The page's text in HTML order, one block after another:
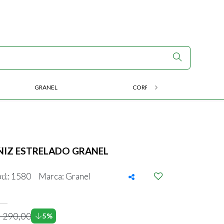
GRANEL CORRIDA E ENDURANCE
ESTRELADO GRANEL
1580 Marca: Granel
290,00 5%